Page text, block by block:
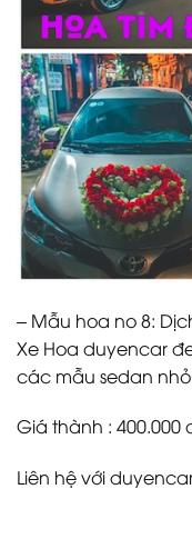
– Mẫu hoa no 8:
Xe Hoa duyencar
các mẫu sedan nhỏ
Giá thành :
Liên hệ với